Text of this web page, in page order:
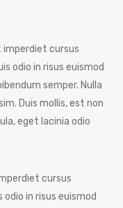
cursus
odio in risus euismod
semper. Nulla
Duis mollis, est non
eget lacinia odio
cursus
in risus euismod